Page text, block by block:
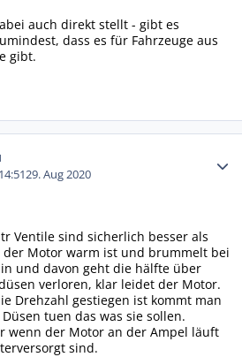
auch direkt stellt - gibt es
dass es für Fahrzeuge aus
gibt.
29. Aug 2020
Ventile sind sicherlich besser als
Motor warm ist und brummelt bei
und davon geht die hälfte über
verloren, klar leidet der Motor.
Drehzahl gestiegen ist kommt man
tuen das was sie sollen.
wenn der Motor an der Ampel läuft
sind.